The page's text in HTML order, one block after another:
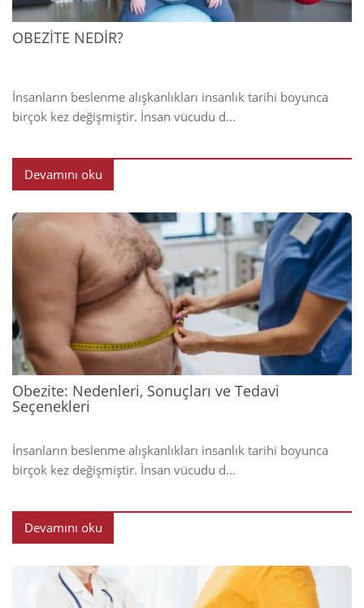
OBEZİTE NEDİR?
İnsanların beslenme alışkanlıkları insanlık tarihi boyunca
birçok kez değişmiştir. İnsan vücudu d...
Devamını oku
2025
Obezite: Nedenleri, Sonuçları ve Tedavi
Seçenekleri
İnsanların beslenme alışkanlıkları insanlık tarihi boyunca
birçok kez değişmiştir. İnsan vücudu d...
Devamını oku